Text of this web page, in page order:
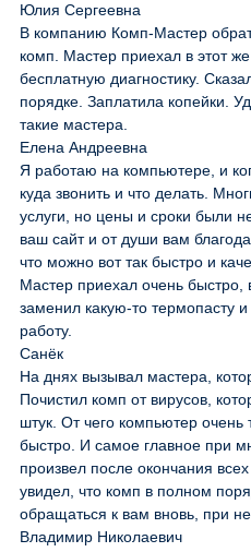
Юлия Сергеевна
В компанию Комп-Мастер
комп. Мастер приехал в этот же
бесплатную диагностику.
порядке. Заплатила копейки.
такие мастера.
Елена Андреевна
Я работаю на компьютере, и
куда звонить и что делать.
услуги, но цены и сроки были
ваш сайт и от души вам
что можно вот так быстро и
Мастер приехал очень быстро,
заменил какую-то термопасту
работу.
Санёк
На днях вызывал мастера,
Почистил комп от вирусов,
штук. От чего компьютер
быстро. И самое главное при
произвел после окончания
увидел, что комп в полном
обращаться к вам вновь, при
Владимир Николаевич